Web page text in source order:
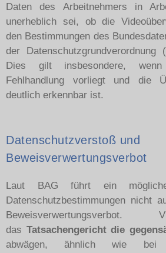
Daten des Arbeitnehmers in
unerheblich sei, ob die
den Bestimmungen des
der Datenschutzgrundverordnung
Dies gilt insbesondere,
Fehlhandlung vorliegt und die
deutlich erkennbar ist.
Datenschutzverstoß und
Beweisverwertungsverbot
Laut BAG führt ein
Datenschutzbestimmungen nicht
das Tatsachengericht die
abwägen, ähnlich wie bei